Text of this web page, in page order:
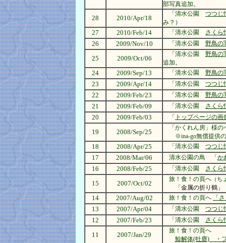
部写真追加。
28 2010/Apr/18
「清水公園 つつじ
み？）
27 2010/Feb/14 「清水公園 さくら
26 2009/Nov/10 「清水公園 野鳥の
25 2009/Oct/06
「清水公園 野鳥の
追加。
24 2009/Sep/13 「清水公園 野鳥の
23 2009/Apr/14 「清水公園 つつじ
22 2009/Feb/23 「清水公園 野鳥の
21 2009/Feb/09 「清水公園 さくら
20 2009/Feb/03 「 トップページの
19 2008/Sep/25
「かくれん房」様の
※ina-go無償提供の
18 2008/Apr/25 「清水公園 つつじ
17 2008/Mar/06 清水公園の鳥 「 か
16 2008/Feb/25 「清水公園 さくら
15 2007/Oct/02
旅！食！の頁へ （
「 金属の折り鶴」
14 2007/Aug/02 旅！食！の頁へ 「
13 2007/Apr/04 「清水公園 つつじ
12 2007/Feb/23 「清水公園 さくら
11 2007/Jan/29
旅！食！の頁へ
鯨解体(牡鹿) ・